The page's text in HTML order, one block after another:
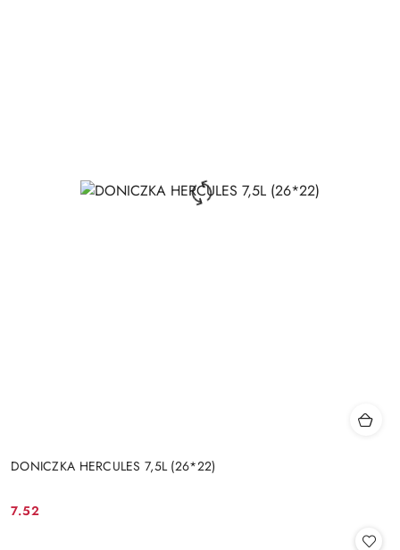
DONICZKA HERCULES 7,5L (26*22)
Cena:
7.52